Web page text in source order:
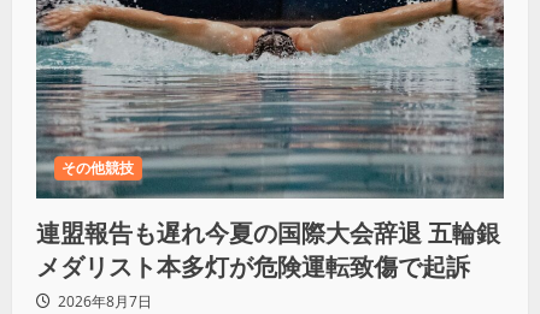
その他競技
連盟報告も遅れ今夏の国際大会辞退 五輪銀
メダリスト本多灯が危険運転致傷で起訴
2026年8月7日